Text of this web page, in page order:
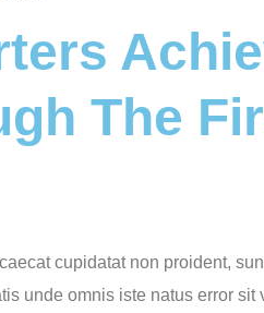
The
cupidatat non proident,
unde omnis iste natus error